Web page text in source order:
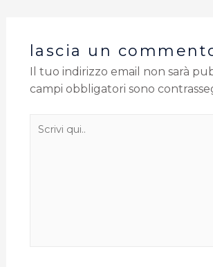
lascia un
Il tuo indirizzo email non sarà
campi obbligatori sono